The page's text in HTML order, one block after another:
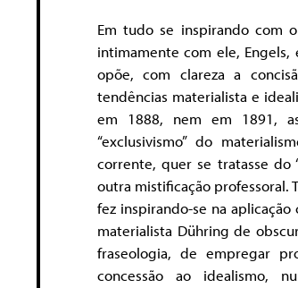
Em tudo se inspirando com
intimamente com ele, Engels,
opõe, com clareza a
tendências materialista e
em 1888, nem em 1891,
“exclusivismo” do
corrente, quer se tratasse do
outra mistificação professoral.
fez inspirando-se na
materialista Dühring de
fraseologia, de empregar
concessão ao idealismo,